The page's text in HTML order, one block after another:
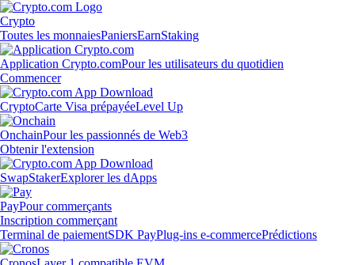
Crypto
Toutes les monnaiesPaniersEarnStaking
Application Crypto.comPour les utilisateurs du quotidien
Commencer
CryptoCarte Visa prépayéeLevel Up
OnchainPour les passionnés de Web3
Obtenir l'extension
SwapStakerExplorer les dApps
PayPour commerçants
Inscription commerçant
Terminal de paiementSDK PayPlug-ins e-commercePrédictions